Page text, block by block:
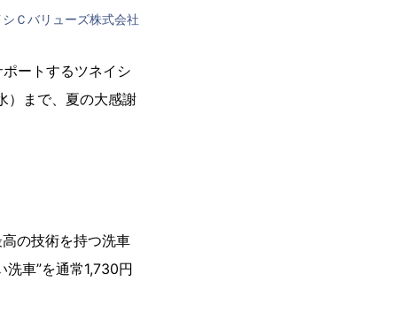
Ｃバリューズ株式会社
ートするツネイシ
）まで、夏の大感謝
の技術を持つ洗車
車”を通常1,730円